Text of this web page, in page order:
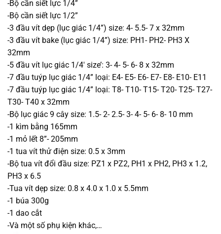
-Bộ cần siết lực 1/4”
-Bộ cần siết lực 1/2”
-3 đầu vít dẹp (lục giác 1/4”) size: 4- 5.5- 7 x 32mm
-3 đầu vít bake (lục giác 1/4”) size: PH1- PH2- PH3 X
32mm
-5 đầu vít lục giác 1/4′ size’: 3- 4- 5- 6- 8 x 32mm
-7 đầu tuýp lục giác 1/4” loại: E4- E5- E6- E7- E8- E10- E11
-7 đầu tuýp lục giác 1/4” loại: T8- T10- T15- T20- T25- T27-
T30- T40 x 32mm
-Bộ lục giác 9 cây size: 1.5- 2- 2.5- 3- 4- 5- 6- 8- 10 mm
-1 kìm bằng 165mm
-1 mỏ lết 8”- 205mm
-1 tua vít thử điện size: 0.5 x 3mm
-Bộ tua vít đổi đầu size: PZ1 x PZ2, PH1 x PH2, PH3 x 1.2,
PH3 x 6.5
-Tua vít dẹp size: 0.8 x 4.0 x 1.0 x 5.5mm
-1 búa 300g
-1 dao cắt
-Và một số phụ kiện khác,…